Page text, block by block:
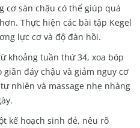
cơ sàn chậu có thể giúp quá
Thực hiện các bài tập Kegel
lực cơ và độ đàn hồi.
khoảng tuần thứ 34, xoa bóp
đáy chậu và giảm nguy cơ
nhiên và massage nhẹ nhàng
kế hoạch sinh đẻ, nêu rõ